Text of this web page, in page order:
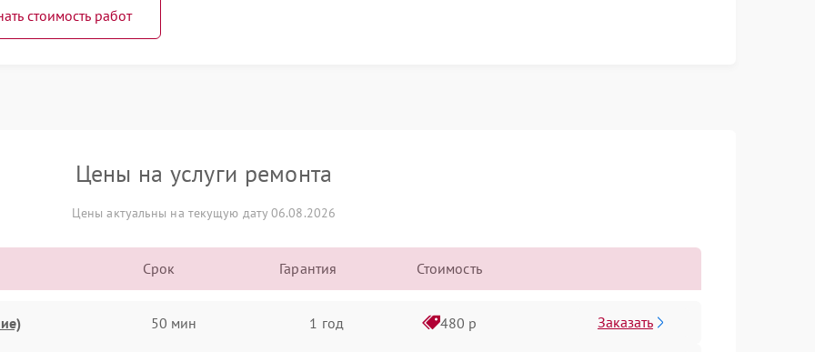
стоимость работ
Цены на услуги ремонта
Цены актуальны на текущую дату 06.08.2026
Срок Гарантия Стоимость
50 мин 1 год 480 р Заказать